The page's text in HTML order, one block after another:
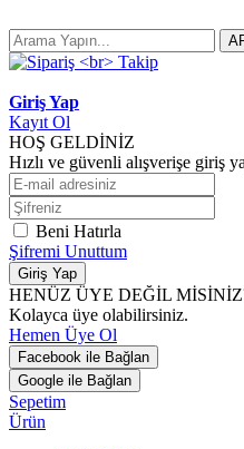
Giriş Yap
Kayıt Ol
HOŞ GELDİNİZ
Hızlı ve güvenli alışverişe giriş
Beni Hatırla
Şifremi Unuttum
Giriş Yap
HENÜZ ÜYE DEĞİL
Kolayca üye olabilirsiniz.
Hemen Üye Ol
Facebook ile Bağlan
Google ile Bağlan
Sepetim
Ürün